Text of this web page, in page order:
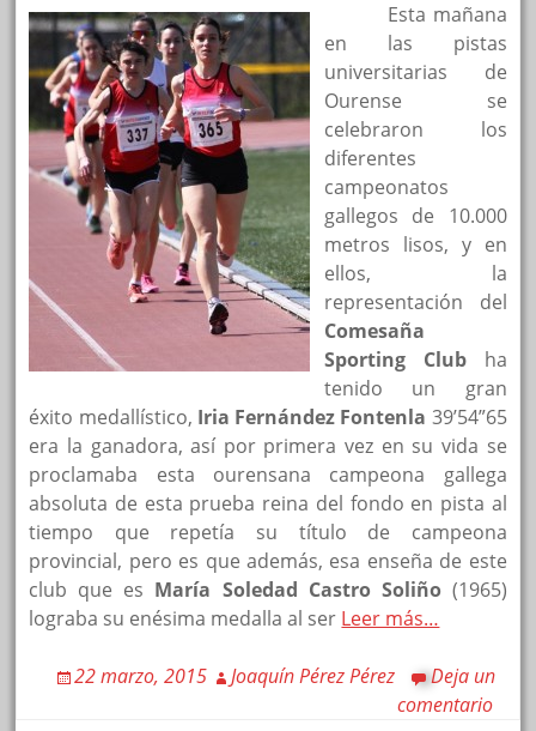
Esta mañana
en las pistas
universitarias de
Ourense se
celebraron los
diferentes
campeonatos
gallegos de 10.000
metros lisos, y en
ellos, la
representación del
Comesaña
Sporting Club ha
tenido un gran
éxito medallístico, Iria Fernández Fontenla 39’54”65
era la ganadora, así por primera vez en su vida se
proclamaba esta ourensana campeona gallega
absoluta de esta prueba reina del fondo en pista al
tiempo que repetía su título de campeona
provincial, pero es que además, esa enseña de este
club que es María Soledad Castro Soliño (1965)
lograba su enésima medalla al ser Leer más…
22 marzo, 2015 Joaquín Pérez Pérez
Deja un
comentario